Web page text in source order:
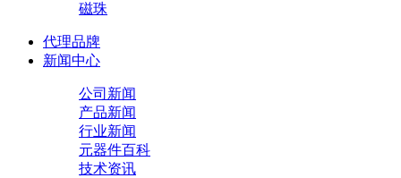
磁珠
代理品牌
新闻中心
公司新闻
产品新闻
行业新闻
元器件百科
技术资讯